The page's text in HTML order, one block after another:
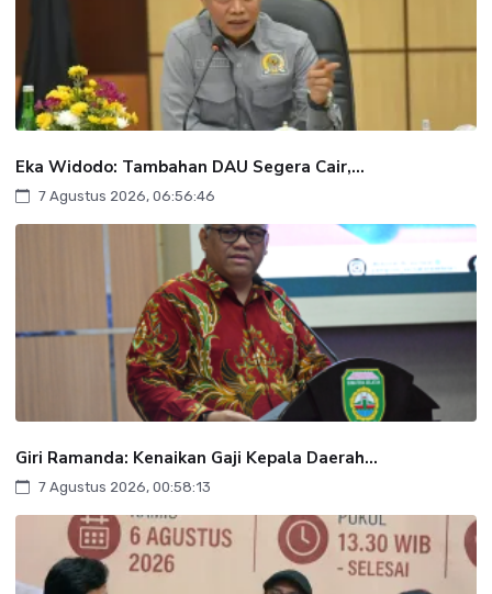
Eka Widodo: Tambahan DAU Segera Cair,...
7 Agustus 2026, 06:56:46
Giri Ramanda: Kenaikan Gaji Kepala Daerah...
7 Agustus 2026, 00:58:13